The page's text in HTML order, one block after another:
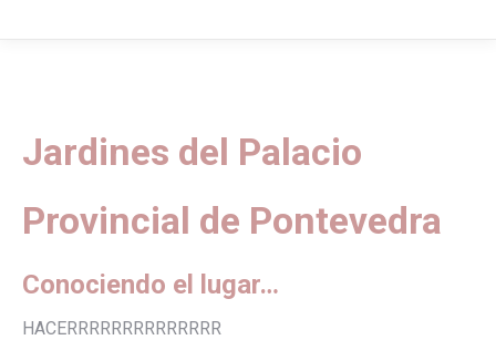
Jardines del Palacio
Provincial de Pontevedra
Conociendo el lugar…
HACERRRRRRRRRRRRRR